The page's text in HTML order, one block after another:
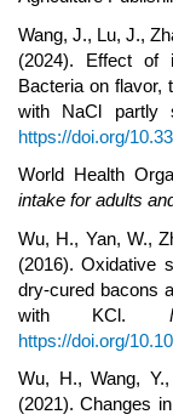
Wang, J., Lu, J.,
(2024). Effect of
Bacteria on flavor,
with NaCl partly
https://doi.org/
World Health
intake for adults
Wu, H., Yan, W.,
(2016). Oxidative
dry-cured bacons
with KCl.
https://doi.org/
Wu, H., Wang,
(2021). Changes